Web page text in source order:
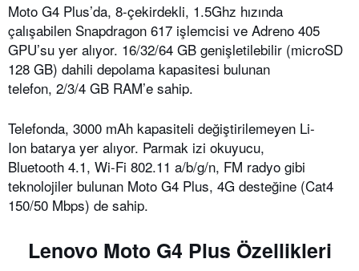
Moto G4 Plus’da, 8-çekirdekli, 1.5Ghz hızında
çalışabilen Snapdragon 617 işlemcisi ve Adreno 405
GPU’su yer alıyor. 16/32/64 GB genişletilebilir (microSD
128 GB) dahili depolama kapasitesi bulunan
telefon, 2/3/4 GB RAM’e sahip.
Telefonda, 3000 mAh kapasiteli değiştirilemeyen Li-
Ion batarya yer alıyor. Parmak izi okuyucu,
Bluetooth 4.1, Wi-Fi 802.11 a/b/g/n, FM radyo gibi
teknolojiler bulunan Moto G4 Plus, 4G desteğine (Cat4
150/50 Mbps) de sahip.
Lenovo Moto G4 Plus Özellikleri